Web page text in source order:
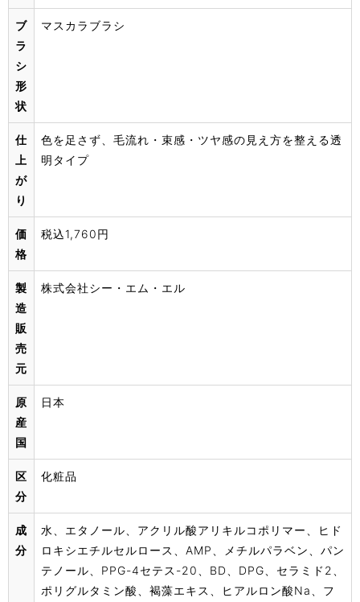
ブ
ラ
シ
形
状
マスカラブラシ
仕
上
が
り
色を足さず、毛流れ・束感・ツヤ感の見え方を整える透
明タイプ
価
格
税込1,760円
製
造
販
売
元
株式会社シー・エム・エル
原
産
国
日本
区
分
化粧品
成
分
水、エタノール、アクリル酸アリキルコポリマー、ヒド
ロキシエチルセルロース、AMP、メチルパラベン、パン
テノール、PPG-4セテス-20、BD、DPG、セラミド2、
ポリグルタミン酸、褐藻エキス、ヒアルロン酸Na、フ